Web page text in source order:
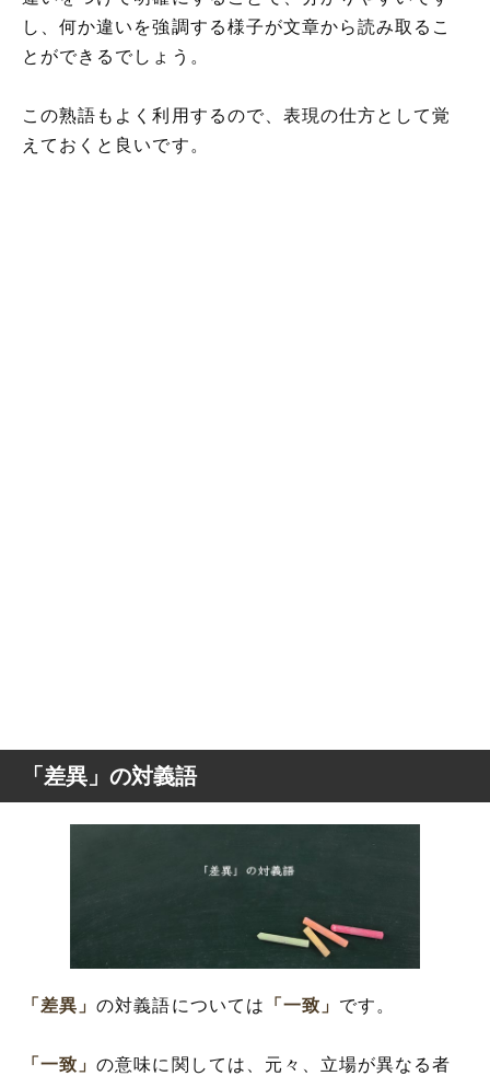
し、何か違いを強調する様子が文章から読み取るこ
とができるでしょう。
この熟語もよく利用するので、表現の仕方として覚
えておくと良いです。
「差異」の対義語
「差異」の対義語については 「一致」 です。
「一致」の意味に関しては、元々、立場が異なる者